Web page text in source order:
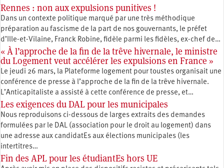
Rennes : non aux expulsions punitives !
Dans un contexte politique marqué par une très méthodique
préparation au fascisme de la part de nos gouvernants, le préfet
d’Ille-et-Vilaine, Franck Robine, fidèle parmi les fidèles, ex-chef de…
« À l’approche de la fin de la trêve hivernale, le ministre
du Logement veut accélérer les expulsions en France »
Le jeudi 26 mars, la Plateforme logement pour toustes organisait une
conférence de presse à l’approche de la fin de la trêve hivernale.
L’Anticapitaliste a assisté à cette conférence de presse, et…
Les exigences du DAL pour les municipales
Nous reproduisons ci-dessous de larges extraits des demandes
formulées par le DAL (association pour le droit au logement) dans
une adresse aux candidatEs aux élections municipales (les
intertitres…
Fin des APL pour les étudiantEs hors UE